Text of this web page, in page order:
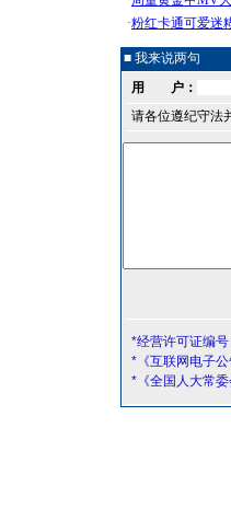
■ 我来说两句
用 户：
请各位遵纪守法
*经营许可证编
*《互联网电子公
*《全国人大常委